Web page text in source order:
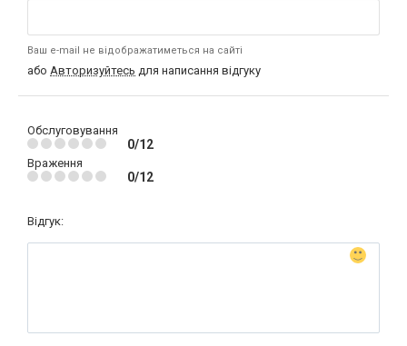
Ваш e-mail не відображатиметься на сайті
або Авторизуйтесь для написання відгуку
Обслуговування
0/12
Враження
0/12
Відгук: